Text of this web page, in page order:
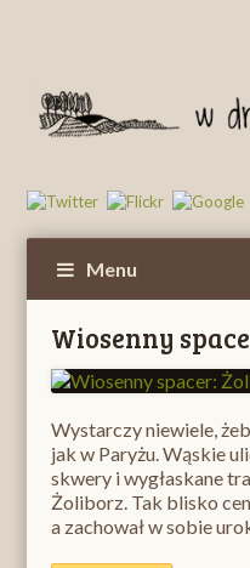
Menu
Wiosenny
Wystarczy niewiele,
jak w Paryżu. Wąskie
skwery i wygłaskane
Żoliborz. Tak blisko
a zachował w sobie